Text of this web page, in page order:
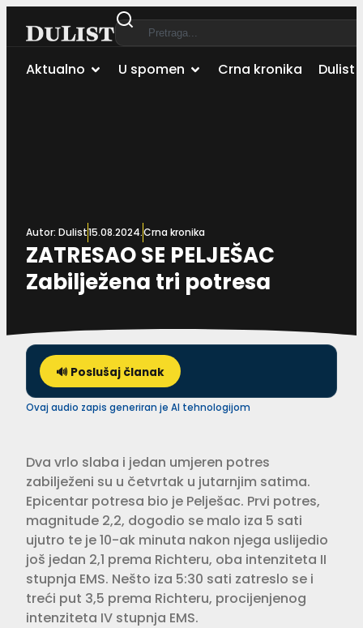
Aktualno U spomen Crna kronika Dulist
Autor: Dulist15.08.2024.Crna kronika
ZATRESAO SE PELJEŠAC
Zabilježena tri potresa
🔊 Poslušaj članak
Ovaj audio zapis generiran je AI tehnologijom
Dva vrlo slaba i jedan umjeren potres
zabilježeni su u četvrtak u jutarnjim satima.
Epicentar potresa bio je Pelješac. Prvi potres,
magnitude 2,2, dogodio se malo iza 5 sati
ujutro te je 10-ak minuta nakon njega uslijedio
još jedan 2,1 prema Richteru, oba intenziteta II
stupnja EMS. Nešto iza 5:30 sati zatreslo se i
treći put 3,5 prema Richteru, procijenjenog
intenziteta IV stupnja EMS.